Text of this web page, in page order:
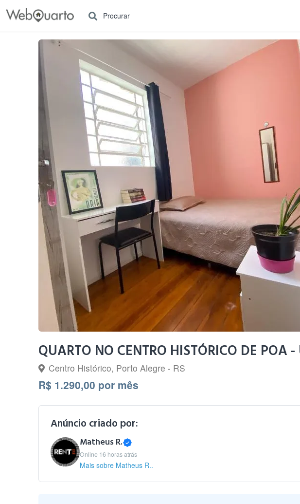
Procurar
QUARTO NO CENTRO HISTÓRICO DE POA
Centro Histórico, Porto Alegre - RS
R$ 1.290,00 por mês
Anúncio criado por:
Matheus R.
Online 16 horas atrás
Mais sobre Matheus R..